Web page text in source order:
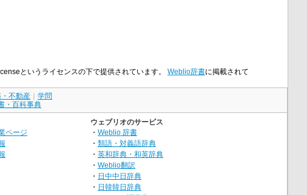
というライセンスの下で提供されています。 Weblio辞書に掲載されて
・不動産
学問
・百科事典
ページ
ウェブリオのサービス
・ Weblio 辞書
・ 類語・対義語辞典
・ 英和辞典・和英辞典
・ Weblio翻訳
・ 日中中日辞典
・ 日韓韓日辞典